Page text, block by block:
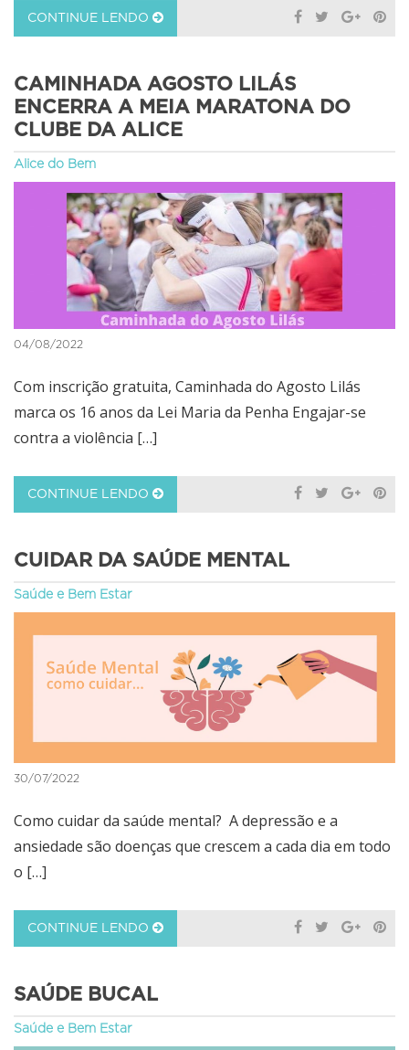
CONTINUE LENDO
CAMINHADA AGOSTO LILÁS
ENCERRA A MEIA MARATONA DO
CLUBE DA ALICE
Alice do Bem
04/08/2022
Com inscrição gratuita, Caminhada do Agosto Lilás
marca os 16 anos da Lei Maria da Penha Engajar-se
contra a violência […]
CONTINUE LENDO
CUIDAR DA SAÚDE MENTAL
Saúde e Bem Estar
30/07/2022
Como cuidar da saúde mental? A depressão e a
ansiedade são doenças que crescem a cada dia em todo
o […]
CONTINUE LENDO
SAÚDE BUCAL
Saúde e Bem Estar